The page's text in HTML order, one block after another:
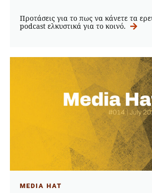
Προτάσεις για το πως να κάνετε τα
podcast ελκυστικά για το κοινό.
MEDIA HAT